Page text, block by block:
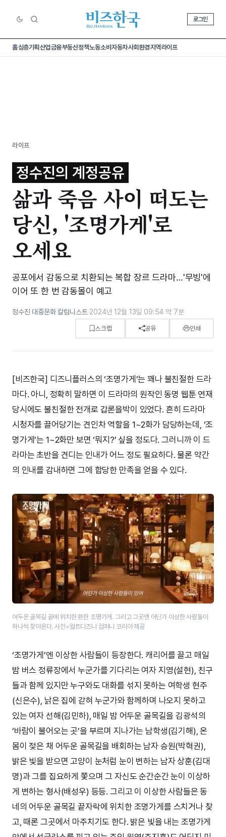
로그인
홈심층기획산업금융부동산정책노동소비 자동차사회환경지역라이프
라이프
정수진의 계정공유
삶과 죽음 사이 떠도는
당신, '조명가게'로
오세요
공포에서 감동으로 치환되는 복합 장르 드라마…'무빙'에
이어 또 한 번 감동몰이 예고
정수진 대중문화 칼럼니스트·2024년 12월 13일 09:54·약 7분
스크랩 공유 인쇄
[비즈한국] 디즈니플러스의 ‘조명가게’는 꽤나 불친절한 드라
마다. 아니, 정확히 말하면 이 드라마의 원작인 동명 웹툰 연재
당시에도 불친절한 전개로 갑론을박이 있었다. 흔히 드라마
시청자를 끌어당기는 견인차 역할을 1~2화가 담당하는데, ‘조
명가게’는 1~2화만 보면 ‘뭐지?’ 싶을 정도다. 그러니까 이 드
라마는 초반을 견디는 인내가 어느 정도 필요하다. 물론 약간
의 인내를 감내하면 그에 합당한 만족을 얻을 수 있다.
어두운 골목길 끝에 위치한 환한 조명가게. 그리고 그곳엔 어딘가 이상한 사람들이
하나씩 찾아온다. 사진=월트디즈니 컴퍼니 코리아 제공
‘조명가게’엔 이상한 사람들이 등장한다. 캐리어를 끌고 매일
밤 버스 정류장에서 누군가를 기다리는 여자 지영(설현), 친구
들과 함께 있지만 누구와도 대화를 섞지 못하는 여학생 현주
(신은수), 낡은 집에 갇혀 누군가와 함께하며 나오지 못하고
있는 여자 선해(김민하), 매일 밤 어두운 골목길을 김광석의
‘바람이 불어오는 곳’을 부르며 지나가는 남학생(김기해), 온
몸이 젖은 채 어두운 골목길을 배회하는 남자 승원(박혁권),
밝은 빛을 받으면 고양이 눈처럼 눈이 변하는 남자 상훈(김대
명)과 그를 집요하게 쫓으며 그 자신도 순간순간 눈이 이상하
게 변하는 형사(배성우) 등등. 그리고 이 이상한 사람들은 동
네의 어두운 골목길 끝자락에 위치한 조명가게를 스치거나 찾
고, 때론 그곳에서 마주치기도 한다. 밝은 빛을 내는 조명가게